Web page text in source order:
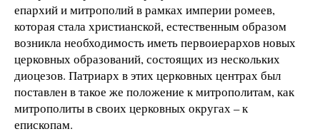
епархий и митрополий в рамках империи ромеев,
которая стала христианской, естественным образом
возникла необходимость иметь первоиерархов новых
церковных образований, состоящих из нескольких
диоцезов. Патриарх в этих церковных центрах был
поставлен в такое же положение к митрополитам, как
митрополиты в своих церковных округах – к
епископам.